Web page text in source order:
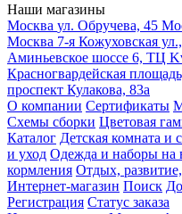
Наши магазины
Москва ул. Обручева, 45
Москва 7-я Кожуховская
Аминьевское шоссе 6, ТЦ
Красногвардейская
проспект Кулакова, 83а
О компании Сертификаты
Схемы сборки Цветовая
Каталог Детская комната и
и уход Одежда и наборы на
кормления Отдых,
Интернет-магазин Поиск
Регистрация Статус заказа